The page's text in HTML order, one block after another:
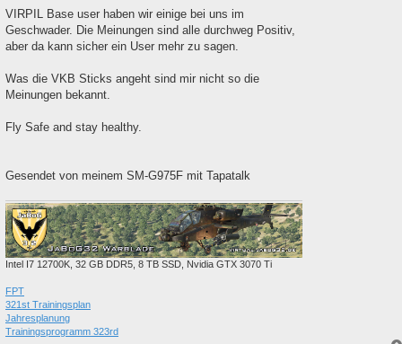
VIRPIL Base user haben wir einige bei uns im
Geschwader. Die Meinungen sind alle durchweg Positiv,
aber da kann sicher ein User mehr zu sagen.
Was die VKB Sticks angeht sind mir nicht so die
Meinungen bekannt.
Fly Safe and stay healthy.
Gesendet von meinem SM-G975F mit Tapatalk
Intel I7 12700K, 32 GB DDR5, 8 TB SSD, Nvidia GTX 3070 Ti
FPT
321st Trainingsplan
Jahresplanung
Trainingsprogramm 323rd